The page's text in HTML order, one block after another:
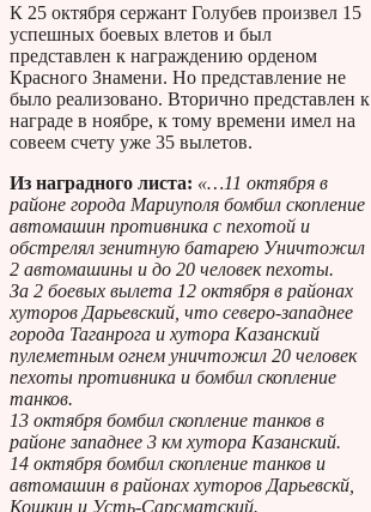
К 25 октября сержант Голубев произвел 15
успешных боевых влетов и был
представлен к награждению орденом
Красного Знамени. Но представление не
было реализовано. Вторично представлен к
награде в ноябре, к тому времени имел на
совеем счету уже 35 вылетов.
Из наградного листа: «…11 октября в
районе города Мариуполя бомбил скопление
автомашин противника с пехотой и
обстрелял зенитную батарею Уничтожил
2 автомашины и до 20 человек пехоты.
За 2 боевых вылета 12 октября в районах
хуторов Дарьевский, что северо-западнее
города Таганрога и хутора Казанский
пулеметным огнем уничтожил 20 человек
пехоты противника и бомбил скопление
танков.
13 октября бомбил скопление танков в
районе западнее 3 км хутора Казанский.
14 октября бомбил скопление танков и
автомашин в районах хуторов Дарьевскй,
Кошкин и Усть-Сарсматский.